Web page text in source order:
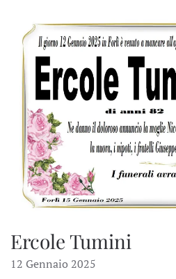
Ercole Tumini
12 Gennaio 2025